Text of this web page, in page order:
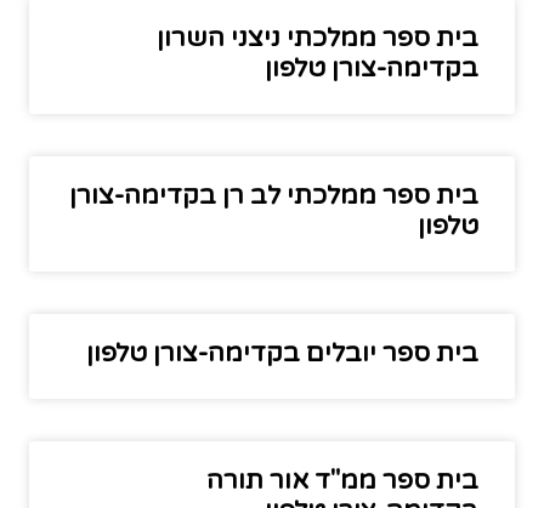
בית ספר ממלכתי ניצני השרון
בקדימה-צורן טלפון
בית ספר ממלכתי לב רן בקדימה-צורן
טלפון
בית ספר יובלים בקדימה-צורן טלפון
בית ספר ממ"ד אור תורה